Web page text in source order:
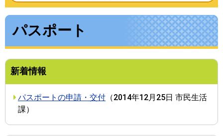
パスポート
新着情報
パスポートの申請・交付 （2014年12月25日 市民生活
課）